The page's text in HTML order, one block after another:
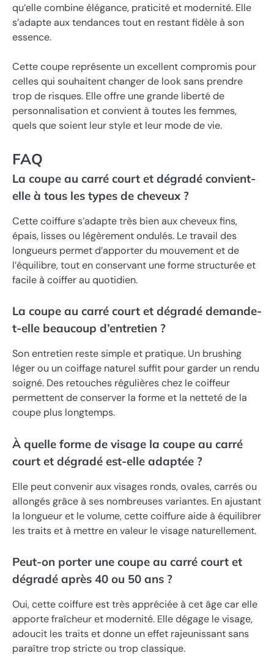
qu’elle combine élégance, praticité et modernité. Elle
s’adapte aux tendances tout en restant fidèle à son
essence.
Cette coupe représente un excellent compromis pour
celles qui souhaitent changer de look sans prendre
trop de risques. Elle offre une grande liberté de
personnalisation et convient à toutes les femmes,
quels que soient leur style et leur mode de vie.
FAQ
La coupe au carré court et dégradé convient-
elle à tous les types de cheveux ?
Cette coiffure s’adapte très bien aux cheveux fins,
épais, lisses ou légèrement ondulés. Le travail des
longueurs permet d’apporter du mouvement et de
l’équilibre, tout en conservant une forme structurée et
facile à coiffer au quotidien.
La coupe au carré court et dégradé demande-
t-elle beaucoup d’entretien ?
Son entretien reste simple et pratique. Un brushing
léger ou un coiffage naturel suffit pour garder un rendu
soigné. Des retouches régulières chez le coiffeur
permettent de conserver la forme et la netteté de la
coupe plus longtemps.
À quelle forme de visage la coupe au carré
court et dégradé est-elle adaptée ?
Elle peut convenir aux visages ronds, ovales, carrés ou
allongés grâce à ses nombreuses variantes. En ajustant
la longueur et le volume, cette coiffure aide à équilibrer
les traits et à mettre en valeur le visage naturellement.
Peut-on porter une coupe au carré court et
dégradé après 40 ou 50 ans ?
Oui, cette coiffure est très appréciée à cet âge car elle
apporte fraîcheur et modernité. Elle dégage le visage,
adoucit les traits et donne un effet rajeunissant sans
paraître trop stricte ou trop classique.